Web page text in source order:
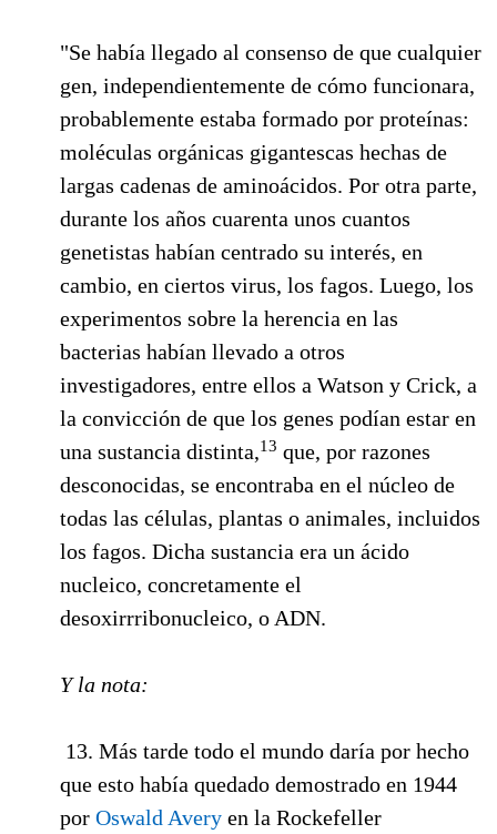
"Se había llegado al consenso de que cualquier
gen, independientemente de cómo funcionara,
probablemente estaba formado por proteínas:
moléculas orgánicas gigantescas hechas de
largas cadenas de aminoácidos. Por otra parte,
durante los años cuarenta unos cuantos
genetistas habían centrado su interés, en
cambio, en ciertos virus, los fagos. Luego, los
experimentos sobre la herencia en las
bacterias habían llevado a otros
investigadores, entre ellos a Watson y Crick, a
la convicción de que los genes podían estar en
una sustancia distinta,13 que, por razones
desconocidas, se encontraba en el núcleo de
todas las células, plantas o animales, incluidos
los fagos. Dicha sustancia era un ácido
nucleico, concretamente el
desoxirrribonucleico, o ADN.
Y la nota:
13. Más tarde todo el mundo daría por hecho
que esto había quedado demostrado en 1944
por Oswald Avery en la Rockefeller